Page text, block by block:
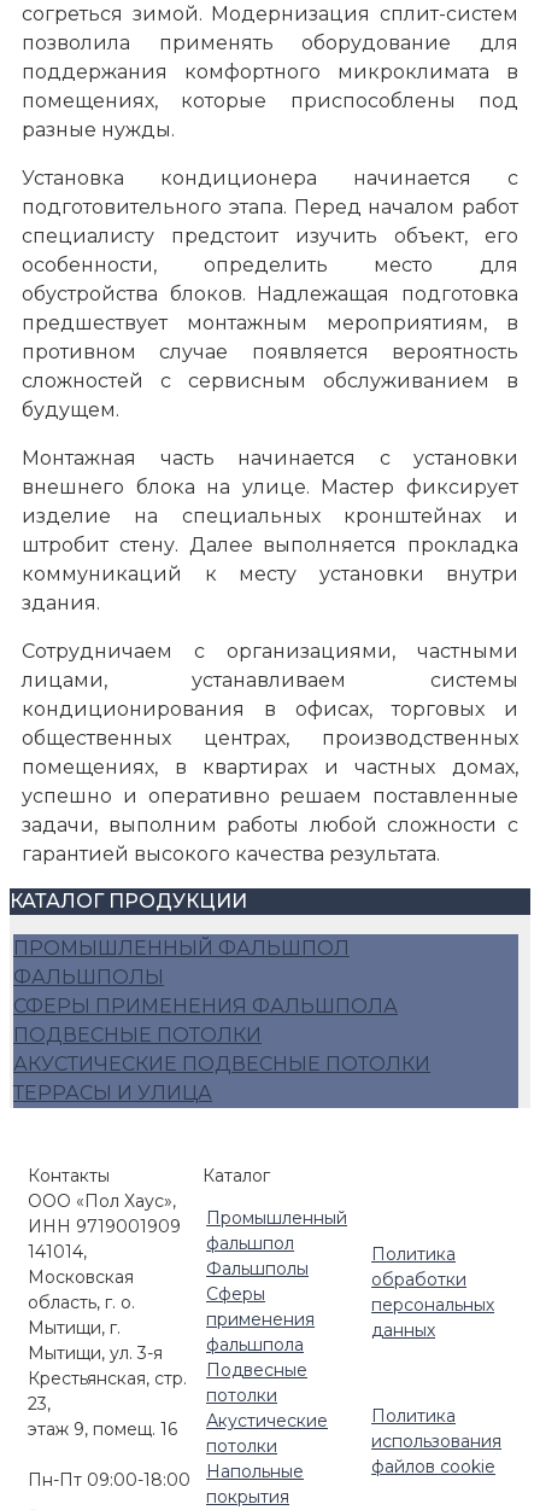
согреться зимой. Модернизация сплит-систем
позволила применять оборудование для
поддержания комфортного микроклимата в
помещениях, которые приспособлены под
разные нужды.
Установка кондиционера начинается с
подготовительного этапа. Перед началом работ
специалисту предстоит изучить объект, его
особенности, определить место для
обустройства блоков. Надлежащая подготовка
предшествует монтажным мероприятиям, в
противном случае появляется вероятность
сложностей с сервисным обслуживанием в
будущем.
Монтажная часть начинается с установки
внешнего блока на улице. Мастер фиксирует
изделие на специальных кронштейнах и
штробит стену. Далее выполняется прокладка
коммуникаций к месту установки внутри
здания.
Сотрудничаем с организациями, частными
лицами, устанавливаем системы
кондиционирования в офисах, торговых и
общественных центрах, производственных
помещениях, в квартирах и частных домах,
успешно и оперативно решаем поставленные
задачи, выполним работы любой сложности с
гарантией высокого качества результата.
КАТАЛОГ ПРОДУКЦИИ
ПРОМЫШЛЕННЫЙ ФАЛЬШПОЛ
ФАЛЬШПОЛЫ
СФЕРЫ ПРИМЕНЕНИЯ ФАЛЬШПОЛА
ПОДВЕСНЫЕ ПОТОЛКИ
АКУСТИЧЕСКИЕ ПОДВЕСНЫЕ ПОТОЛКИ
ТЕРРАСЫ И УЛИЦА
Контакты
ООО «Пол Хаус»,
ИНН 9719001909
141014,
Московская
область, г. о.
Мытищи, г.
Мытищи, ул. 3-я
Крестьянская, стр.
23,
этаж 9, помещ. 16
Пн-Пт 09:00-18:00
Каталог
Промышленный
фальшпол
Фальшполы
Сферы
применения
фальшпола
Подвесные
потолки
Акустические
потолки
Напольные
покрытия
Политика
обработки
персональных
данных
Политика
использования
файлов cookie